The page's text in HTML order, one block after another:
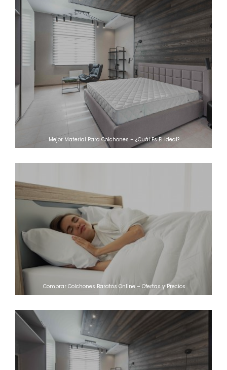
Mejor Material Para Colchones – ¿Cuál Es El Ideal?
Comprar Colchones Baratos Online – Ofertas y Precios